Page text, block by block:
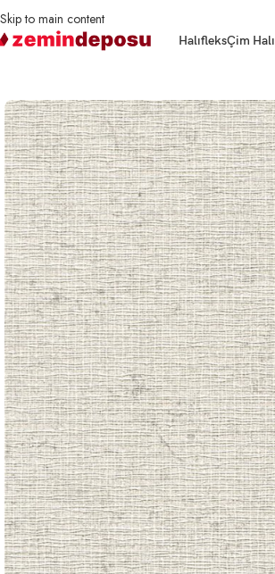
Skip to main content
HalıfleksÇim Halı